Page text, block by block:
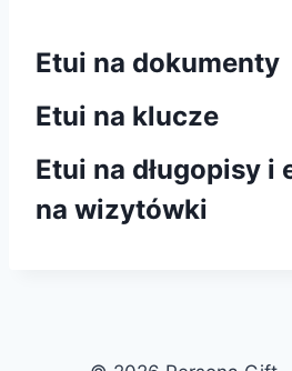
Etui na dokumenty
Etui na klucze
Etui na długopisy i
na wizytówki